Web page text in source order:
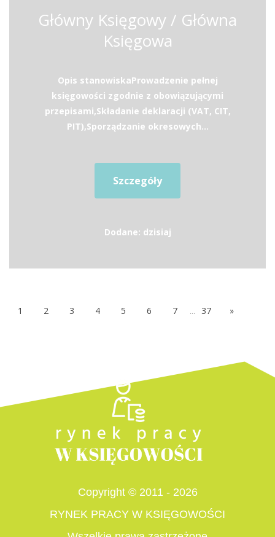
Główny Księgowy / Główna
Księgowa
Opis stanowiskaProwadzenie pełnej
księgowości zgodnie z obowiązującymi
przepisami,Składanie deklaracji (VAT, CIT,
PIT),Sporządzanie okresowych...
Szczegóły
Dodane: dzisiaj
1 2 3 4 5 6 7 ... 37 »
Copyright © 2011 - 2026
RYNEK PRACY W KSIĘGOWOŚCI